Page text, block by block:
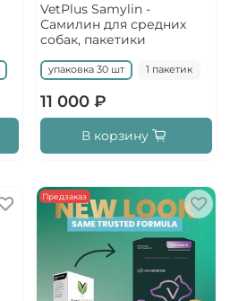
VetPlus Samylin -
Самилин для средних
собак, пакетики
упаковка 30 шт 1 пакетик
11 000 ₽
В корзину
Предзаказ